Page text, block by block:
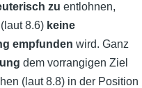
zu entlohnen,
8.6) keine
empfunden wird. Ganz
dem vorrangigen Ziel
(laut 8.8) in der Position